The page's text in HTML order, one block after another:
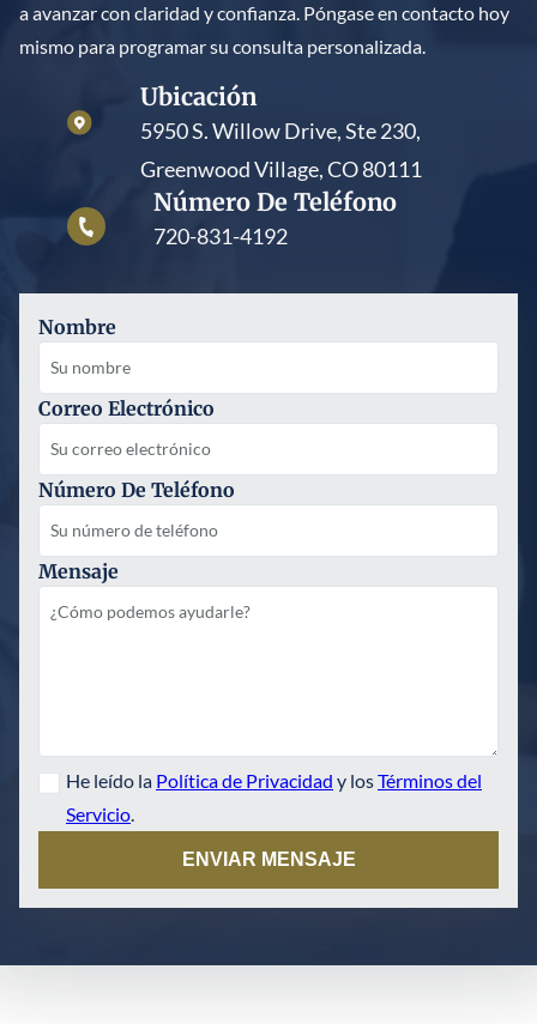
integridad de la herencia.
a avanzar con claridad y confianza. Póngase en contacto hoy
mismo para programar su consulta personalizada.
Ubicación
5950 S. Willow Drive, Ste 230,
Greenwood Village, CO 80111
Número De Teléfono
720-831-4192
Nombre
Correo Electrónico
Número De Teléfono
Mensaje
He leído la Política de Privacidad y losTérminos del
Servicio.